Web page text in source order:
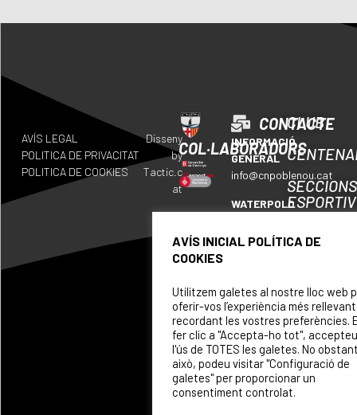
COL·LABORADORS
CONTACTE
INFORMACIÓ
GENERAL
info@cnpoblenou.cat
WATERPOLO
RUGBY
NATACIÓ
ARTÍSTICA
CLUB
SECCIONS
AVÍS LEGAL
POLITICA DE PRIVACITAT
POLITICA DE COOKIES
Disseny
by
Tactic.c
at
AVÍS INICIAL POLÍTICA DE
COOKIES
Utilitzem galetes al nostre lloc web
oferir-vos l’experiència més rellevant
recordant les vostres preferències.
fer clic a "Accepta-ho tot", accepteu
l'ús de TOTES les galetes. No
això, podeu visitar "Configuració de
galetes" per proporcionar un
consentiment controlat.